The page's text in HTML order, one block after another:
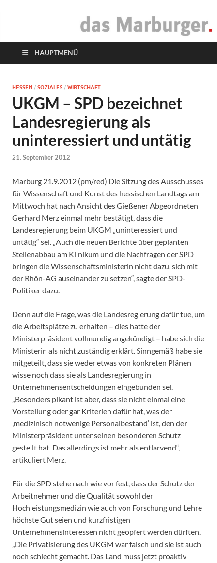
das Marburger.
HAUPTMENÜ
HESSEN / SOZIALES / WIRTSCHAFT
UKGM – SPD bezeichnet
Landesregierung als
uninteressiert und untätig
21. September 2012
Marburg 21.9.2012 (pm/red) Die Sitzung des Ausschusses
für Wissenschaft und Kunst des hessischen Landtags am
Mittwoch hat nach Ansicht des Gießener Abgeordneten
Gerhard Merz einmal mehr bestätigt, dass die
Landesregierung beim UKGM „uninteressiert und
untätig“ sei. „Auch die neuen Berichte über geplanten
Stellenabbau am Klinikum und die Nachfragen der SPD
bringen die Wissenschaftsministerin nicht dazu, sich mit
der Rhön-AG auseinander zu setzen“, sagte der SPD-
Politiker dazu.
Denn auf die Frage, was die Landesregierung dafür tue, um
die Arbeitsplätze zu erhalten – dies hatte der
Ministerpräsident vollmundig angekündigt – habe sich die
Ministerin als nicht zuständig erklärt. Sinngemäß habe sie
mitgeteilt, dass sie weder etwas von konkreten Plänen
wisse noch dass sie als Landesregierung in
Unternehmensentscheidungen eingebunden sei.
„Besonders pikant ist aber, dass sie nicht einmal eine
Vorstellung oder gar Kriterien dafür hat, was der
‚medizinisch notwenige Personalbestand‘ ist, den der
Ministerpräsident unter seinen besonderen Schutz
gestellt hat. Das allerdings ist mehr als entlarvend“,
artikuliert Merz.
Für die SPD stehe nach wie vor fest, dass der Schutz der
Arbeitnehmer und die Qualität sowohl der
Hochleistungsmedizin wie auch von Forschung und Lehre
höchste Gut seien und kurzfristigen
Unternehmensinteressen nicht geopfert werden dürften.
„Die Privatisierung des UKGM war falsch und sie ist auch
noch schlecht gemacht. Das Land muss jetzt proaktiv